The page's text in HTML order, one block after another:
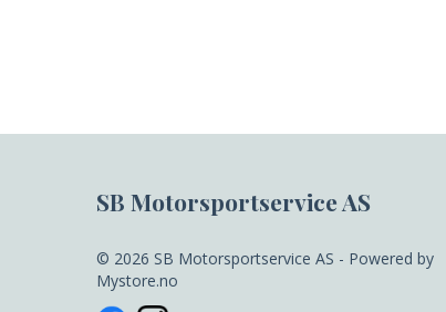
SB Motorsportservice AS
© 2026 SB Motorsportservice AS - Powered by
Mystore.no